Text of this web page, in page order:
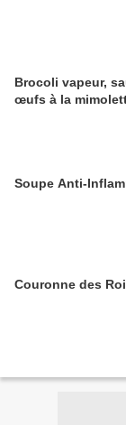
Brocoli vapeur,
œufs à la
Soupe Anti-
Couronne des